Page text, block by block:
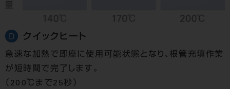
D クイックヒート
急速な加熱で即座に使用可能状態となり、根管充填作業
が短時間で完了します。
（200℃まで25秒）